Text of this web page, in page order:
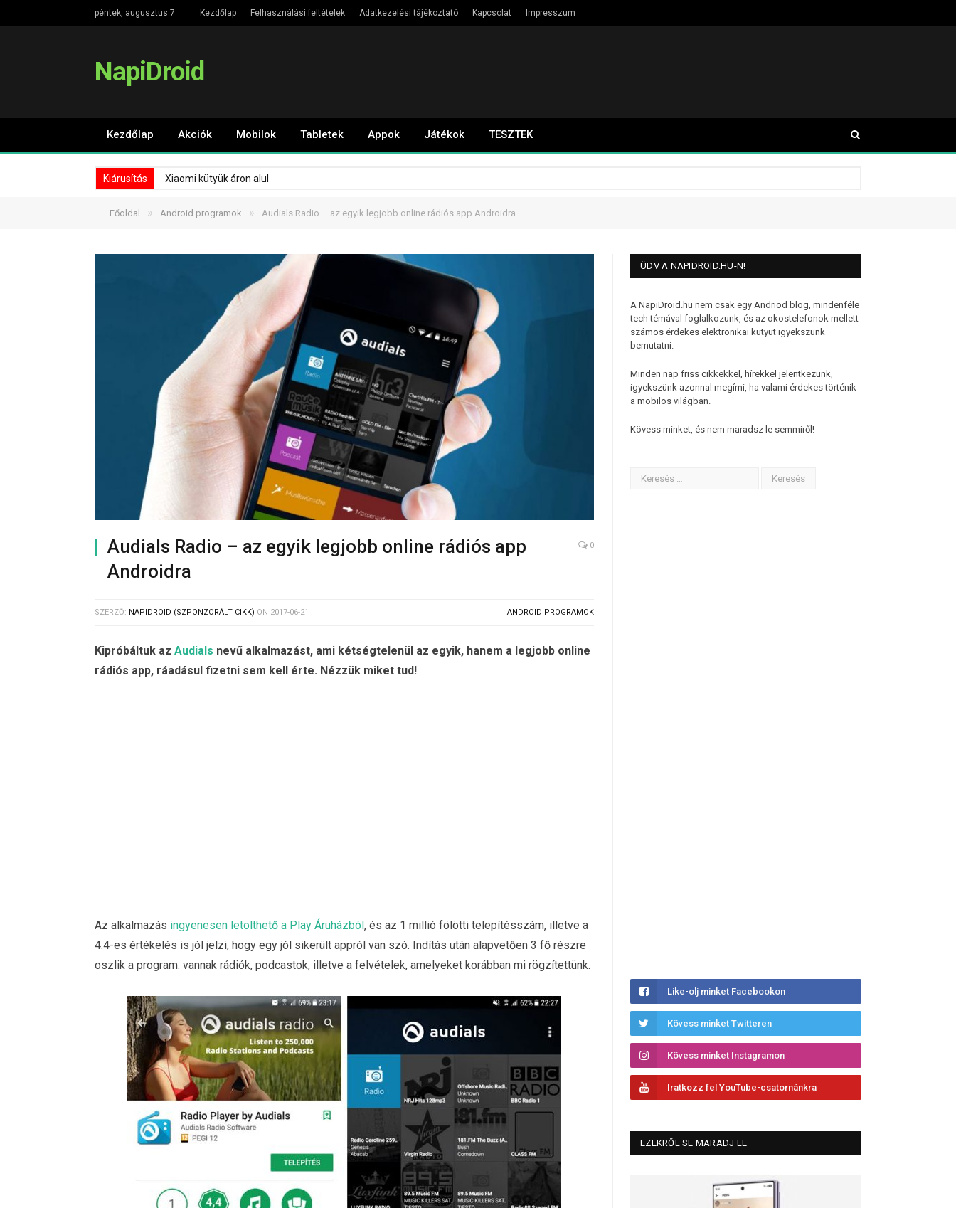
péntek, augusztus 7 Kezdőlap Felhasználási feltételek Adatkezelési tájékoztató Kapcsolat Impresszum
NapiDroid
Kezdőlap Akciók Mobilok Tabletek Appok Játékok TESZTEK
Kiárusítás Xiaomi kütyük áron alul
Főoldal » Android programok » Audials Radio – az egyik legjobb online rádiós app Androidra
Audials Radio – az egyik legjobb online rádiós app
Androidra
0
SZERZŐ: NAPIDROID (SZPONZORÁLT CIKK) ON 2017-06-21 ANDROID PROGRAMOK
Kipróbáltuk az Audials nevű alkalmazást, ami kétségtelenül az egyik, hanem a legjobb online
rádiós app, ráadásul fizetni sem kell érte. Nézzük miket tud!
Az alkalmazás ingyenesen letölthető a Play Áruházból, és az 1 millió fölötti telepítésszám, illetve a
4.4-es értékelés is jól jelzi, hogy egy jól sikerült appról van szó. Indítás után alapvetően 3 fő részre
oszlik a program: vannak rádiók, podcastok, illetve a felvételek, amelyeket korábban mi rögzítettünk.
ÜDV A NAPIDROID.HU-N!
A NapiDroid.hu nem csak egy Andriod blog, mindenféle
tech témával foglalkozunk, és az okostelefonok mellett
számos érdekes elektronikai kütyüt igyekszünk
bemutatni.
Minden nap friss cikkekkel, hírekkel jelentkezünk,
igyekszünk azonnal megírni, ha valami érdekes történik
a mobilos világban.
Kövess minket, és nem maradsz le semmiről!
Like-olj minket Facebookon
Kövess minket Twitteren
Kövess minket Instagramon
Iratkozz fel YouTube-csatornánkra
EZEKRŐL SE MARADJ LE